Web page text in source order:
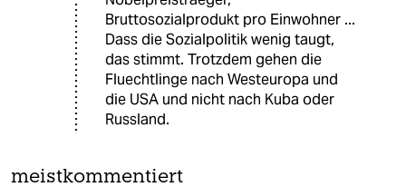
Bruttosozialprodukt pro Einwohner ...
Dass die Sozialpolitik wenig taugt,
das stimmt. Trotzdem gehen die
Fluechtlinge nach Westeuropa und
die USA und nicht nach Kuba oder
Russland.
meistkommentiert